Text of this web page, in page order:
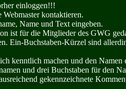
einloggen!!!
kontaktieren.
Name und Text eingeben.
ist für die Mitglieder des GWG
Ein-Buchstaben-Kürzel sind
kenntlich machen und den Namen
und drei Buchstaben für den
gekennzeichnete